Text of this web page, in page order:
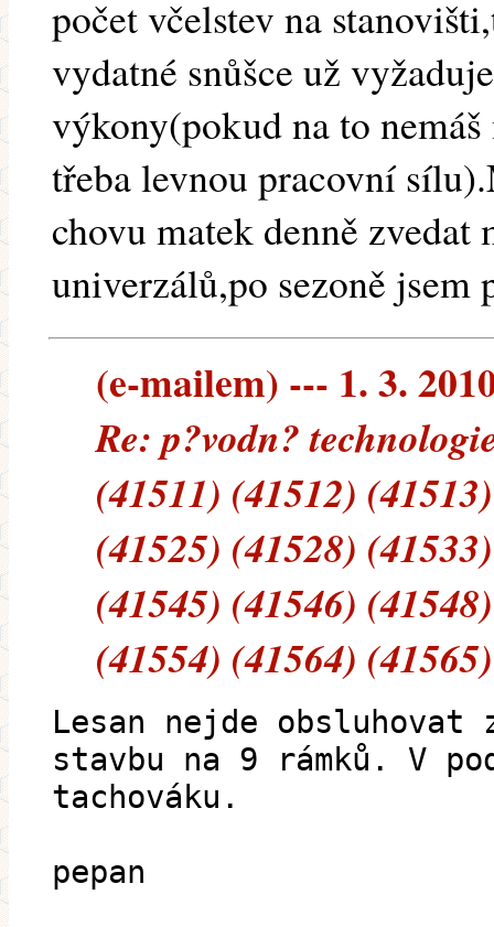
počet včelstev na
vydatné snůšce už
výkony(pokud na to
třeba levnou pracovní
chovu matek denně
univerzálů,po sezoně jsem
(e-mailem) --- 1. 3.
Re: p?vodn?
(41511) (41512)
(41525) (41528)
(41545) (41546)
(41554) (41564)
Lesan nejde obsluhovat
stavbu na 9 rámků. V
tachováku.
pepan